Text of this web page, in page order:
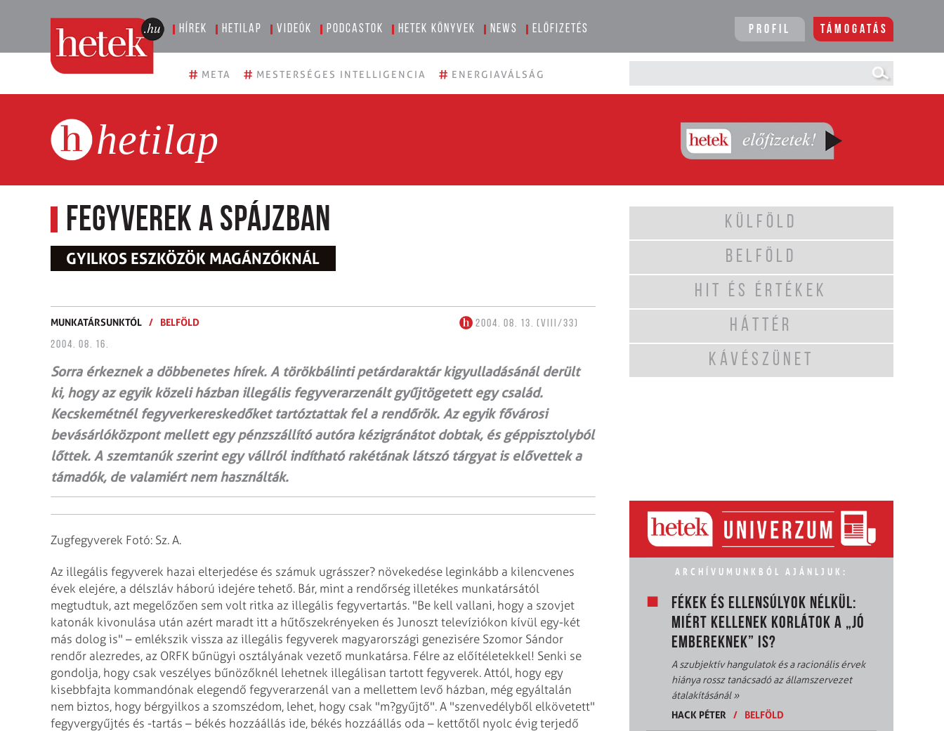
Hírek Hetilap Videók Podcastok Hetek könyvek News Előfizetés Profil Támogatás
# META # MESTERSÉGES INTELLIGENCIA # ENERGIAVÁLSÁG
hetilap
Fegyverek a spájzban
GYILKOS ESZKÖZÖK MAGÁNZÓKNÁL
MUNKATÁRSUNKTÓL / BELFÖLD
2004. 08. 13. (VIII/33)
2004. 08. 16.
Sorra érkeznek a döbbenetes hírek. A törökbálinti petárdaraktár kigyulladásánál derült
ki, hogy az egyik közeli házban illegális fegyverarzenált gyűjtögetett egy család.
Kecskemétnél fegyverkereskedőket tartóztattak fel a rendőrök. Az egyik fővárosi
bevásárlóközpont mellett egy pénzszállító autóra kézigránátot dobtak, és géppisztolyból
lőttek. A szemtanúk szerint egy vállról indítható rakétának látszó tárgyat is elővettek a
támadók, de valamiért nem használták.
Zugfegyverek Fotó: Sz. A.
Az illegális fegyverek hazai elterjedése és számuk ugrásszer? növekedése leginkább a kilencvenes
évek elejére, a délszláv háború idejére tehető. Bár, mint a rendőrség illetékes munkatársától
megtudtuk, azt megelőzően sem volt ritka az illegális fegyvertartás. "Be kell vallani, hogy a szovjet
katonák kivonulása után azért maradt itt a hűtőszekrényeken és Junoszt televíziókon kívül egy-két
más dolog is" – emlékszik vissza az illegális fegyverek magyarországi genezisére Szomor Sándor
rendőr alezredes, az ORFK bűnügyi osztályának vezető munkatársa. Félre az előítéletekkel! Senki se
gondolja, hogy csak veszélyes bűnözőknél lehetnek illegálisan tartott fegyverek. Attól, hogy egy
kisebbfajta kommandónak elegendő fegyverarzenál van a mellettem levő házban, még egyáltalán
nem biztos, hogy bérgyilkos a szomszédom, lehet, hogy csak "m?gyűjtő". A "szenvedélyből elkövetett"
fegyvergyűjtés és -tartás – békés hozzáállás ide, békés hozzáállás oda – kettőtől nyolc évig terjedő
KÜLFÖLD
BELFÖLD
HIT ÉS ÉRTÉKEK
HÁTTÉR
KÁVÉSZÜNET
ARCHÍVUMUNKBÓL AJÁNLJUK:
FÉKEK ÉS ELLENSÚLYOK NÉLKÜL:
MIÉRT KELLENEK KORLÁTOK A „JÓ
EMBEREKNEK” IS?
A szubjektív hangulatok és a racionális érvek
hiánya rossz tanácsadó az államszervezet
átalakításánál»
HACK PÉTER
/ BELFÖLD